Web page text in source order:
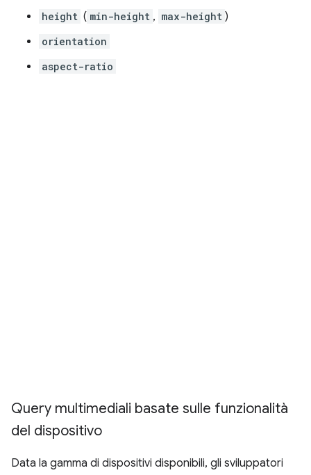
height ( min-height , max-height )
orientation
aspect-ratio
Query multimediali basate sulle funzionalità
del dispositivo
Data la gamma di dispositivi disponibili, gli sviluppatori